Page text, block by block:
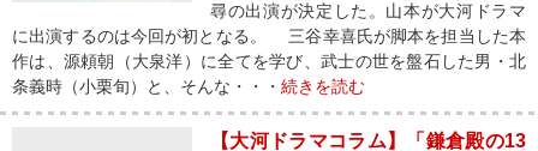
尋の出演が決定した。山本が大河ドラマ
に出演するのは今回が初となる。 三谷幸喜氏が脚本を担当した本
作は、源頼朝（大泉洋）に全てを学び、武士の世を盤石した男・北
条義時（小栗旬）と、そんな・・・ 続きを読む
【大河ドラマコラム】「鎌倉殿の13